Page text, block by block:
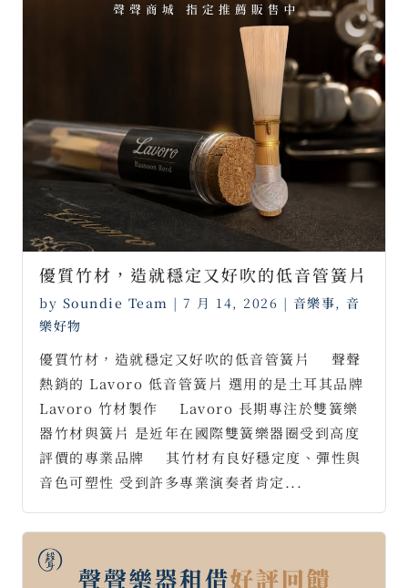
優質竹材，造就穩定又好吹的低音管簧片
by Soundie Team | 7 月 14, 2026 | 音樂事, 音
樂好物
優質竹材，造就穩定又好吹的低音管簧片 ⠀ 聲聲
熱銷的 Lavoro 低音管簧片 選用的是土耳其品牌
Lavoro 竹材製作 ⠀ Lavoro 長期專注於雙簧樂
器竹材與簧片 是近年在國際雙簧樂器圈受到高度
評價的專業品牌 ⠀ 其竹材有良好穩定度、彈性與
音色可塑性 受到許多專業演奏者肯定...